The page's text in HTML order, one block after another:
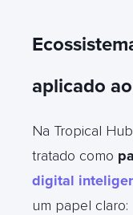
aplicado
Na Tropical
tratado como
digital
um papel claro: